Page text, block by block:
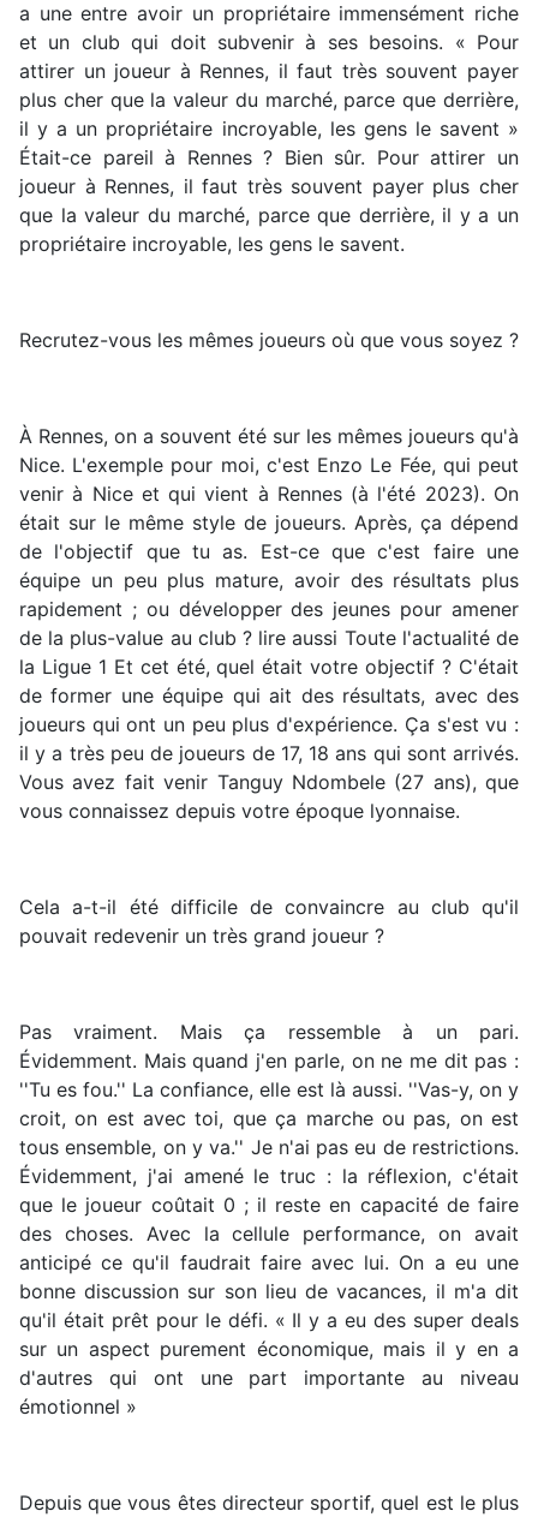
a une entre avoir un propriétaire immensément riche
et un club qui doit subvenir à ses besoins. « Pour
attirer un joueur à Rennes, il faut très souvent payer
plus cher que la valeur du marché, parce que derrière,
il y a un propriétaire incroyable, les gens le savent »
Était-ce pareil à Rennes ? Bien sûr. Pour attirer un
joueur à Rennes, il faut très souvent payer plus cher
que la valeur du marché, parce que derrière, il y a un
propriétaire incroyable, les gens le savent.
Recrutez-vous les mêmes joueurs où que vous soyez ?
À Rennes, on a souvent été sur les mêmes joueurs qu'à
Nice. L'exemple pour moi, c'est Enzo Le Fée, qui peut
venir à Nice et qui vient à Rennes (à l'été 2023). On
était sur le même style de joueurs. Après, ça dépend
de l'objectif que tu as. Est-ce que c'est faire une
équipe un peu plus mature, avoir des résultats plus
rapidement ; ou développer des jeunes pour amener
de la plus-value au club ? lire aussi Toute l'actualité de
la Ligue 1 Et cet été, quel était votre objectif ? C'était
de former une équipe qui ait des résultats, avec des
joueurs qui ont un peu plus d'expérience. Ça s'est vu :
il y a très peu de joueurs de 17, 18 ans qui sont arrivés.
Vous avez fait venir Tanguy Ndombele (27 ans), que
vous connaissez depuis votre époque lyonnaise.
Cela a-t-il été difficile de convaincre au club qu'il
pouvait redevenir un très grand joueur ?
Pas vraiment. Mais ça ressemble à un pari.
Évidemment. Mais quand j'en parle, on ne me dit pas :
''Tu es fou.'' La confiance, elle est là aussi. ''Vas-y, on y
croit, on est avec toi, que ça marche ou pas, on est
tous ensemble, on y va.'' Je n'ai pas eu de restrictions.
Évidemment, j'ai amené le truc : la réflexion, c'était
que le joueur coûtait 0 ; il reste en capacité de faire
des choses. Avec la cellule performance, on avait
anticipé ce qu'il faudrait faire avec lui. On a eu une
bonne discussion sur son lieu de vacances, il m'a dit
qu'il était prêt pour le défi. « Il y a eu des super deals
sur un aspect purement économique, mais il y en a
d'autres qui ont une part importante au niveau
émotionnel »
Depuis que vous êtes directeur sportif, quel est le plus